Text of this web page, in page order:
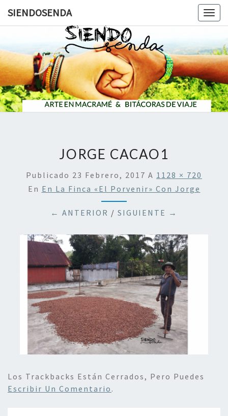
SIENDOSENDA
JORGE CACAO1
Publicado 23 Febrero, 2017 A 1128 × 720
En En La Finca «El Porvenir» Con Jorge
← ANTERIOR / SIGUIENTE →
Los Trackbacks Están Cerrados, Pero Puedes
Escribir Un Comentario .